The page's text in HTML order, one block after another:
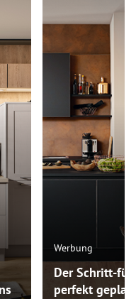
Werbung
Der Schritt-
perfekt